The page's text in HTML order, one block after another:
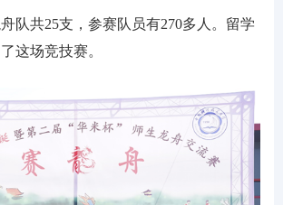
队共25支，参赛队员有270多人。留学
这场竞技赛。